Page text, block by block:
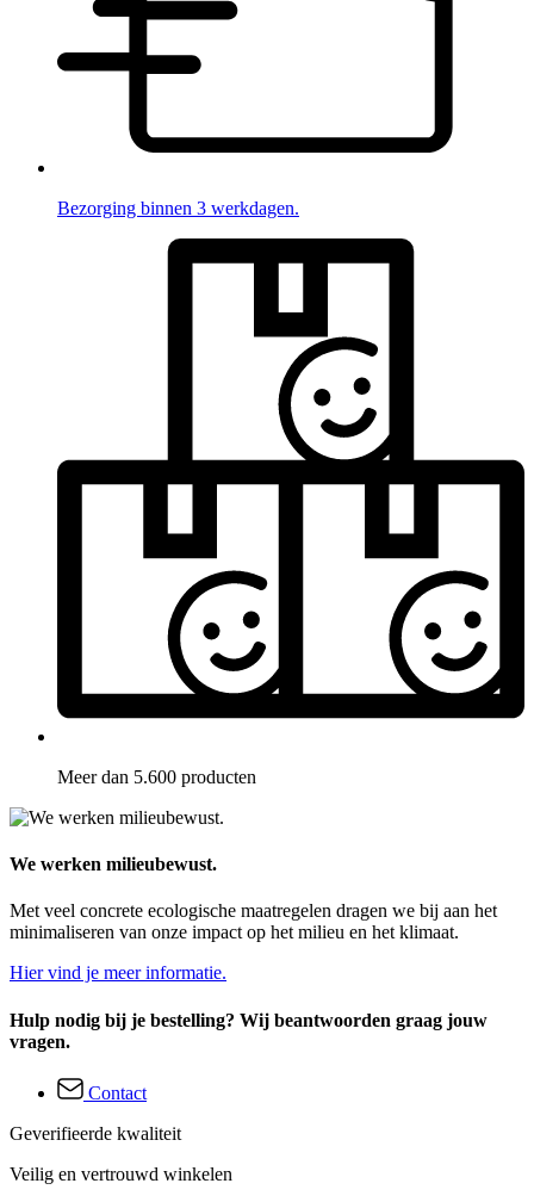
Bezorging binnen 3 werkdagen.
Meer dan 5.600 producten
We werken milieubewust.
Met veel concrete ecologische maatregelen dragen we bij aan het
minimaliseren van onze impact op het milieu en het klimaat.
Hier vind je meer informatie.
Hulp nodig bij je bestelling? Wij beantwoorden graag jouw
vragen.
Contact
Geverifieerde kwaliteit
Veilig en vertrouwd winkelen